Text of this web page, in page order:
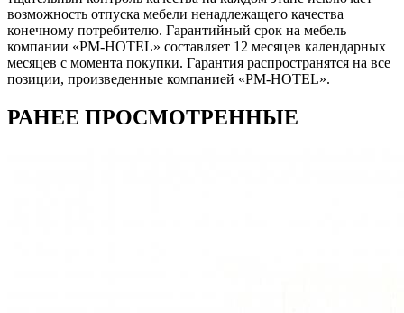
возможность отпуска мебели ненадлежащего качества
конечному потребителю. Гарантийный срок на мебель
компании «PM-HOTEL» составляет 12 месяцев календарных
месяцев с момента покупки. Гарантия распространятся на все
позиции, произведенные компанией «PM-HOTEL».
РАНЕЕ ПРОСМОТРЕННЫЕ